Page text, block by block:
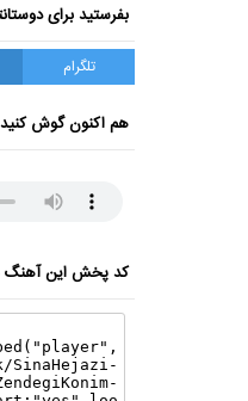
بفرستید برای
تلگرام
هم اکنون گوش کنید
کد پخش این آهنگ